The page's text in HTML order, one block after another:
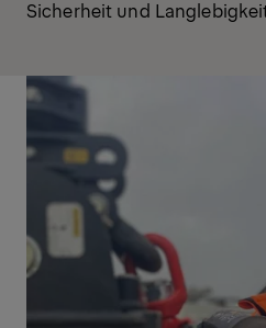
Sicherheit und